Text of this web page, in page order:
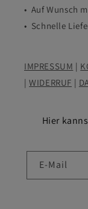
• Auf Wunsch
• Schnelle
IMPRESSUM |
|WIDERRUF |
Hier
E-Mail